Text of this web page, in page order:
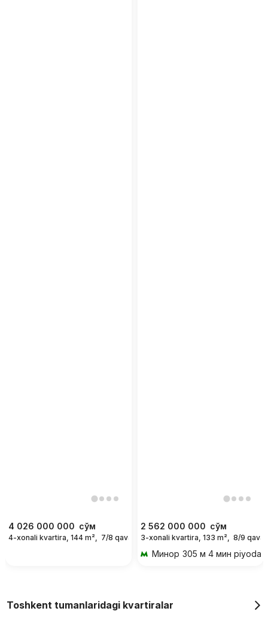
4 026 000 000 сўм
4-xonali kvartira, 144 m², 7/8 qavat
2 562 000 000 сўм
3-xonali kvartira, 133 m², 8/9 qavat
Минор 305 м 4 мин piyoda
Toshkent tumanlaridagi kvartiralar